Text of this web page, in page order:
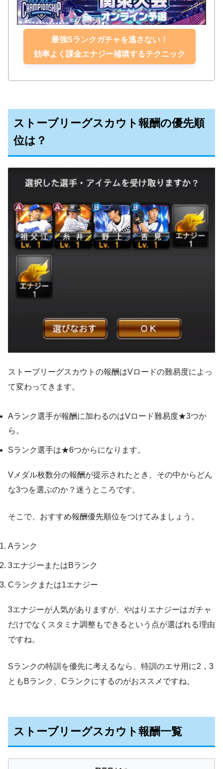
最強Sランクガチャを逃さない！
効率よく課金エナジー補填するテクニック
ストーブリーグスカウト報酬の優先順
位は？
ストーブリーグスカウトの報酬はVロードの難易度によっ
て変わってきます。
Aランク選手が報酬に加わるのはVロード難易度★3つか
ら。
Sランク選手は★6つからになります。
Vメダル枚数分の報酬が提示されたとき、その中からどん
な3つを選ぶのか？迷うところです。
そこで、おすすめ報酬優先順位をつけてみましょう。
Aランク
3エナジーまたはBランク
Cランクまたは1エナジー
3エナジーが人気がありますが、やはりエナジーはガチャ
だけでなくスタミナ調整もできるという点が選ばれる理由
ですね。
Sランクの特訓を優先に考えるなら、特訓のエサ用に2，3
ともBランク、Cランクにするのがおススメですね。
ストーブリーグスカウト報酬一覧